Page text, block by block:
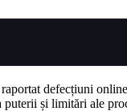
defecțiuni
și limitări ale